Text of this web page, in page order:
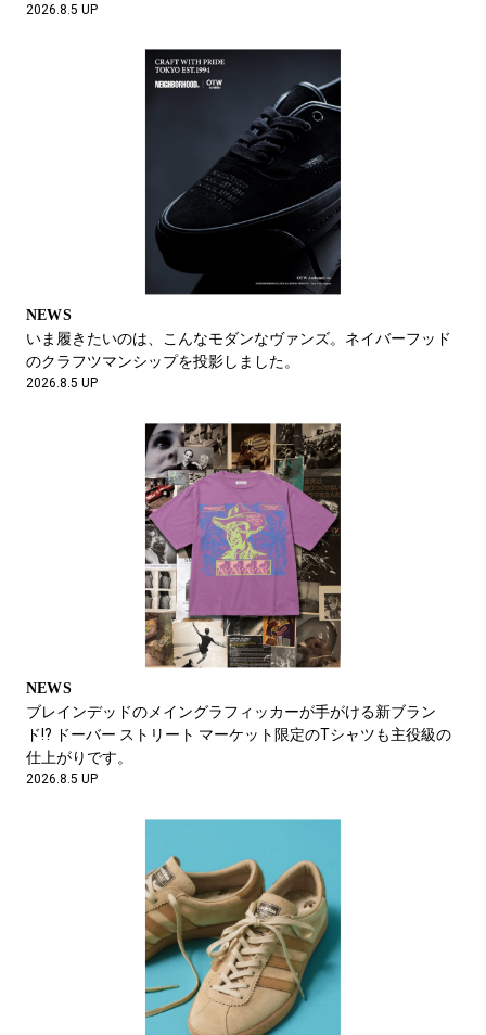
2026.8.5 UP
NEWS
いま履きたいのは、こんなモダンなヴァンズ。ネイバーフッド
のクラフツマンシップを投影しました。
2026.8.5 UP
NEWS
ブレインデッドのメイングラフィッカーが手がける新ブラン
ド!? ドーバー ストリート マーケット限定のTシャツも主役級の
仕上がりです。
2026.8.5 UP
NEATデザイナー・西野大士と行く、IQOSストア 心斎橋の特別
金子恵治とイタリア。25年の時を経てみる、現地の“いま”。
第1回：装う国、イタリア。
とことん遊ぶひとのために、妥協なきものづくりを。フォルボ
ットのカヤック&サップボードが選ばれるその理由。